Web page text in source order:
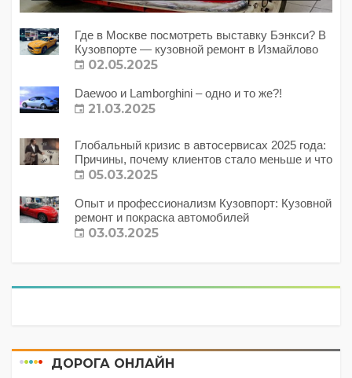
Где в Москве посмотреть выставку Бэнкси? В
Кузовпорте — кузовной ремонт в Измайлово
02.05.2025
Daewoo и Lamborghini – одно и то же?!
21.03.2025
Глобальный кризис в автосервисах 2025 года:
Причины, почему клиентов стало меньше и что
с этим делать?
05.03.2025
Опыт и профессионализм Кузовпорт: Кузовной
ремонт и покраска автомобилей
03.03.2025
ДОРОГА ОНЛАЙН